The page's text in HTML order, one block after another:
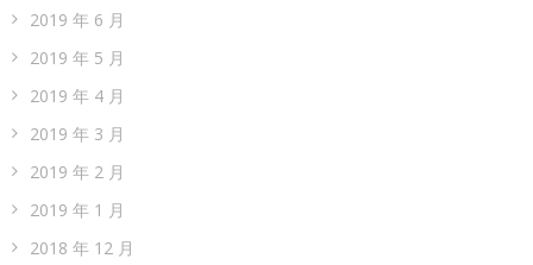
2019 年 6 月
2019 年 5 月
2019 年 4 月
2019 年 3 月
2019 年 2 月
2019 年 1 月
2018 年 12 月